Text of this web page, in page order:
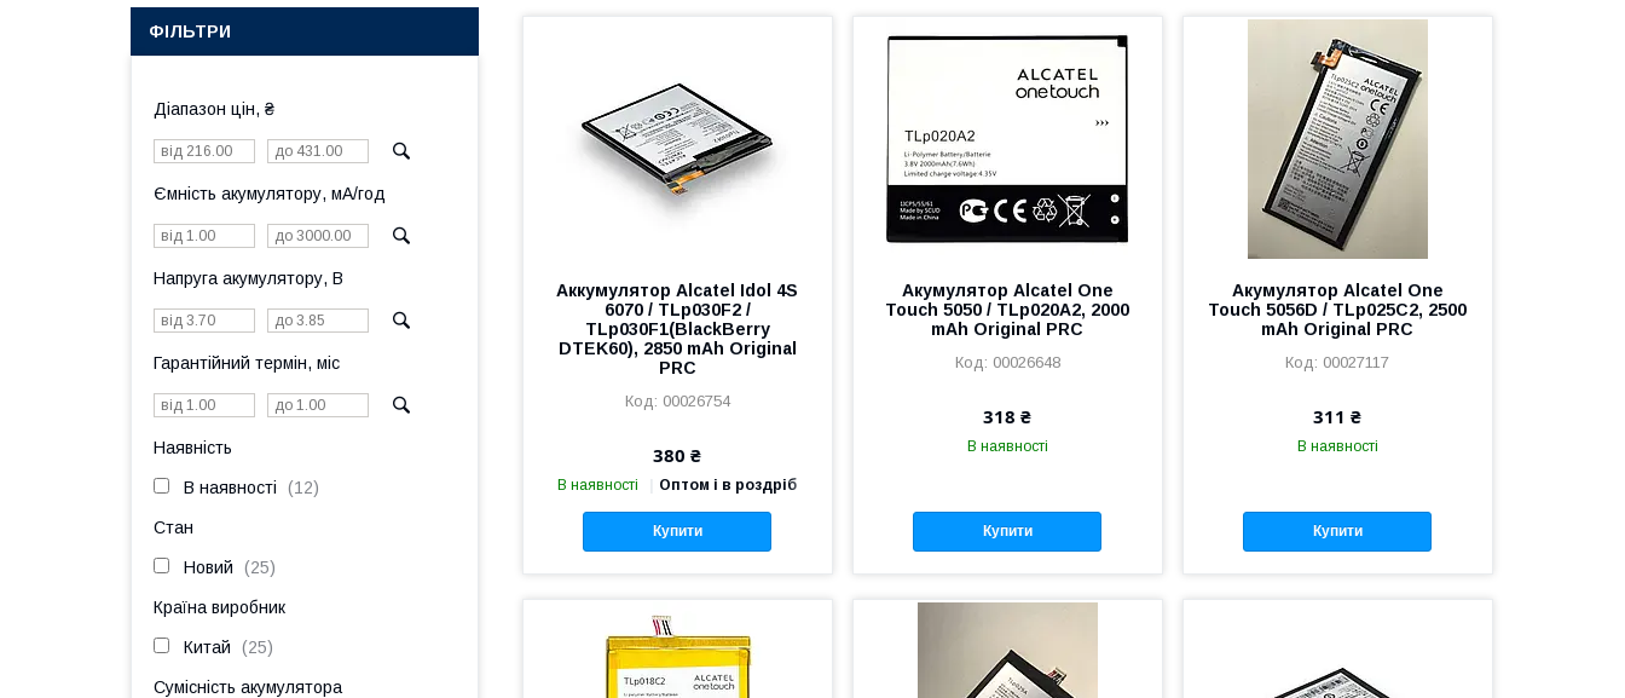
Аккумулятор Alcatel Idol 4S
6070 / TLp030F2 /
TLp030F1(BlackBerry
DTEK60), 2850 mAh Original
PRC
00026754
380 ₴
В наявності Оптом і в роздріб
Купити
Акумулятор Alcatel One
Touch 5050 / TLp020A2, 2000
mAh Original PRC
00026648
318 ₴
В наявності
Купити
Акумулятор Alcatel One
Touch 5056D / TLp025C2, 2500
mAh Original PRC
00027117
311 ₴
В наявності
Купити
ФІЛЬТРИ
Діапазон цін, ₴
Ємність акумулятору, мА/год
Напруга акумулятору, В
Гарантійний термін, міс
Наявність
В наявності 12
Стан
Новий 25
Країна виробник
Китай 25
Сумісність акумулятора